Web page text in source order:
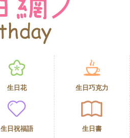
生日花 生日巧克力
生日祝福語 生日書